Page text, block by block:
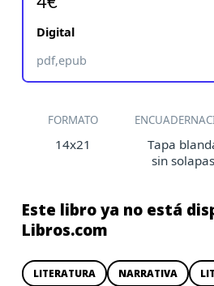
Digital
pdf,epub
FORMATO
14x21
Tapa
sin solapas
Este libro ya no está
Libros.com
LITERATURA NARRATIVA